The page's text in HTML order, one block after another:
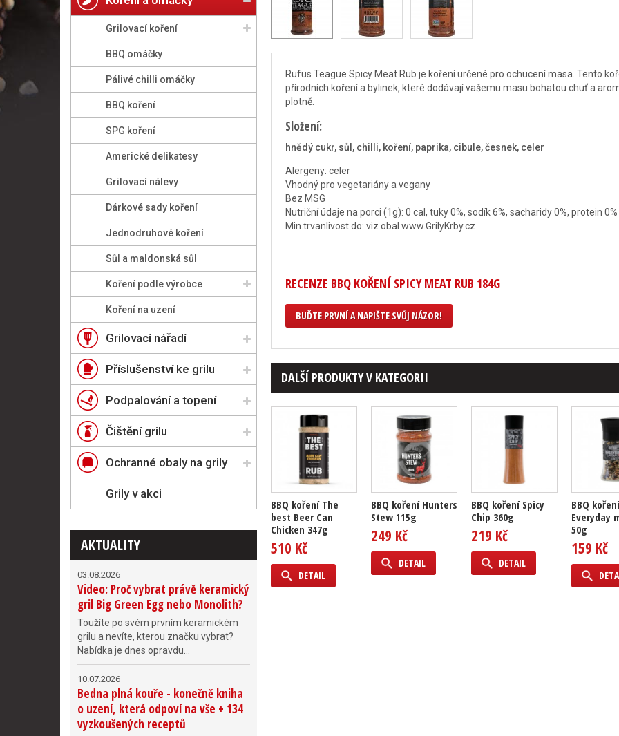
Rufus Teague Spicy Meat Rub je koření určené pro ochucení masa. Tento
přírodních koření a bylinek, které dodávají vašemu masu bohatou chuť a
plotně.
Složení:
hnědý cukr, sůl, chilli, koření, paprika, cibule, česnek, celer
Alergeny: celer
Vhodný pro vegetariány a vegany
Bez MSG
Nutriční údaje na porci (1g): 0 cal, tuky 0%, sodík 6%, sacharidy 0%, protein
Min.trvanlivost do: viz obal www.GrilyKrby.cz
RECENZE BBQ KOŘENÍ SPICY MEAT RUB 184G
BUĎTE PRVNÍ A NAPIŠTE SVŮJ NÁZOR!
DALŠÍ PRODUKTY V KATEGORII
BBQ koření The
best Beer Can
Chicken 347g
510 Kč
DETAIL
BBQ koření Hunters
Stew 115g
249 Kč
DETAIL
BBQ koření Spicy
Chip 360g
219 Kč
DETAIL
BBQ koření
Everyday
50g
159 Kč
Grilovací koření
BBQ omáčky
Pálivé chilli omáčky
BBQ koření
SPG koření
Americké delikatesy
Grilovací nálevy
Dárkové sady koření
Jednodruhové koření
Sůl a maldonská sůl
Koření podle výrobce
Koření na uzení
Grilovací nářadí
Příslušenství ke grilu
Podpalování a topení
Čištění grilu
Ochranné obaly na grily
Grily v akci
AKTUALITY
03.08.2026
Video: Proč vybrat právě keramický
gril Big Green Egg nebo Monolith?
Toužíte po svém prvním keramickém
grilu a nevíte, kterou značku vybrat?
Nabídka je dnes opravdu...
10.07.2026
Bedna plná kouře - konečně kniha
o uzení, která odpoví na vše + 134
vyzkoušených receptů